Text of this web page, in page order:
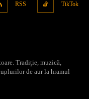
RSS TikTok
Tradiție, muzică,
de aur la hramul